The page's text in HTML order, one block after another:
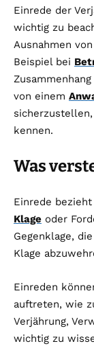
Einrede der
wichtig zu
Ausnahmen
Beispiel bei
von einem
kennen.
Was
Einrede
Klage oder
Gegenklage,
Klage
Einreden
auftreten, wie
Verjährung,
wichtig zu